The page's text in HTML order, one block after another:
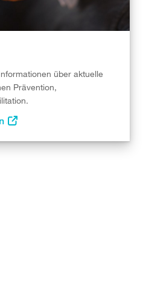
über aktuelle
Prävention,